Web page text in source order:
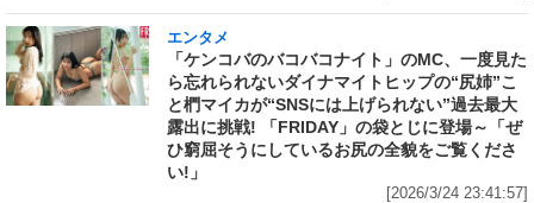
エンタメ
「ケンコバのバコバコナイト」のMC、一度見た
ら忘れられないダイナマイトヒップの“尻姉”こ
と椚マイカが“SNSには上げられない”過去最大
露出に挑戦! 「FRIDAY」の袋とじに登場～「ぜ
ひ窮屈そうにしているお尻の全貌をご覧くださ
い!」
[2026/3/24 23:41:57]